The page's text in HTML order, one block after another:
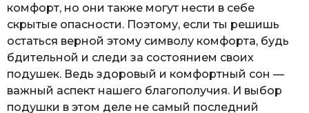
комфорт, но они также могут нести в себе
скрытые опасности. Поэтому, если ты решишь
остаться верной этому символу комфорта, будь
бдительной и следи за состоянием своих
подушек. Ведь здоровый и комфортный сон —
важный аспект нашего благополучия. И выбор
подушки в этом деле не самый последний